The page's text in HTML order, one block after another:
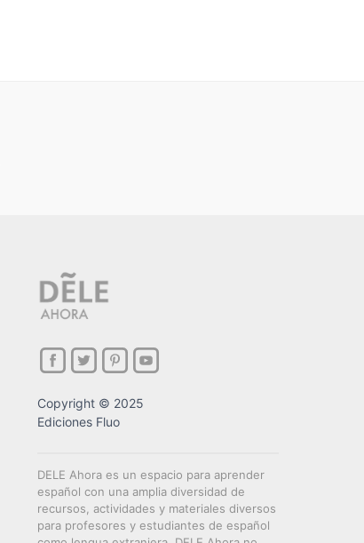
Copyright © 2025
Ediciones Fluo
DELE Ahora es un espacio para aprender
español con una amplia diversidad de
recursos, actividades y materiales diversos
para profesores y estudiantes de español